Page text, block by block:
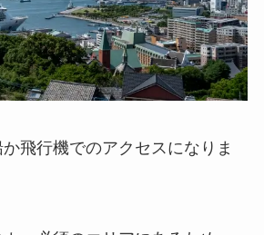
飛行機でのアクセスになりま